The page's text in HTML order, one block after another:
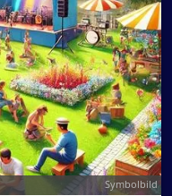
Symbolbild